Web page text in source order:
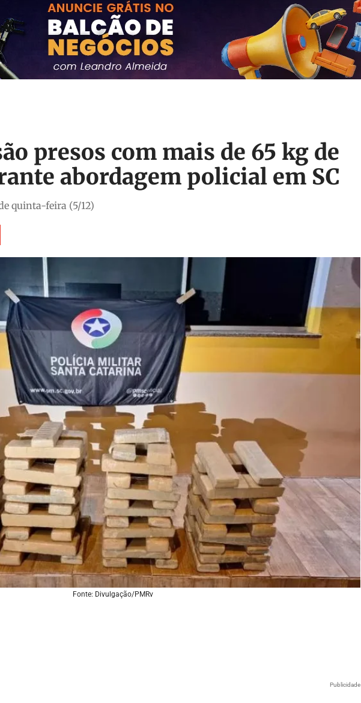
presos com mais de 65 kg de
abordagem policial em SC
quinta-feira (5/12)
Fonte: Divulgação/PMRv
Publicidade